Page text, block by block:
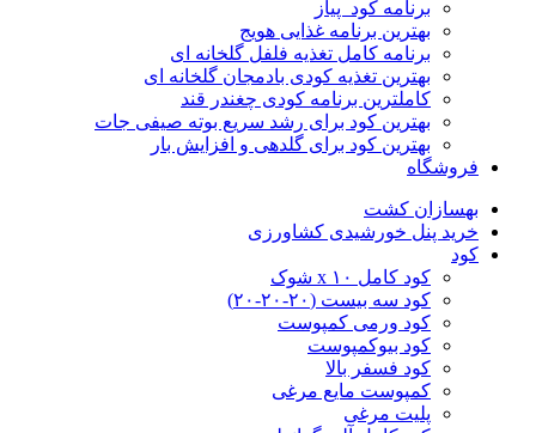
برنامه کود پیاز
بهترین برنامه غذایی هویج
برنامه کامل تغذیه فلفل گلخانه ای
بهترین تغذیه کودی بادمجان گلخانه ای
کاملترین برنامه کودی چغندر قند
بهترین کود برای رشد سریع بوته صیفی جات
بهترین کود برای گلدهی و افزایش بار
فروشگاه
بهسازان کشت
خرید پنل خورشیدی کشاورزی
کود
کود کامل ۱۰ x شوک
کود سه بیست (۲۰-۲۰-۲۰)
کود ورمی کمپوست
کود بیوکمپوست
کود فسفر بالا
کمپوست مایع مرغی
پلیت مرغی